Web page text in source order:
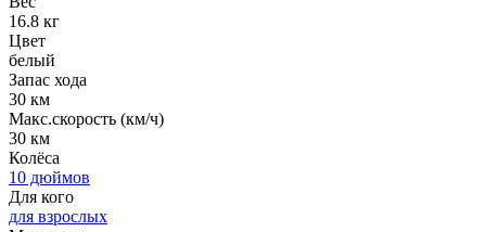
16.8 кг
Цвет
белый
Запас хода
30 км
Макс.скорость (км/ч)
30 км
Колёса
10 дюймов
Для кого
для взрослых